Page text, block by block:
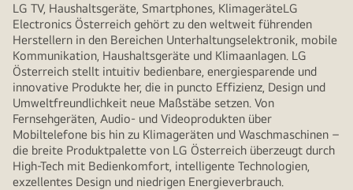
LG TV, Haushaltsgeräte, Smartphones, KlimageräteLG
Electronics Österreich gehört zu den weltweit führenden
Herstellern in den Bereichen Unterhaltungselektronik, mobile
Kommunikation, Haushaltsgeräte und Klimaanlagen. LG
Österreich stellt intuitiv bedienbare, energiesparende und
innovative Produkte her, die in puncto Effizienz, Design und
Umweltfreundlichkeit neue Maßstäbe setzen. Von
Fernsehgeräten, Audio- und Videoprodukten über
Mobiltelefone bis hin zu Klimageräten und Waschmaschinen –
die breite Produktpalette von LG Österreich überzeugt durch
High-Tech mit Bedienkomfort, intelligente Technologien,
exzellentes Design und niedrigen Energieverbrauch.